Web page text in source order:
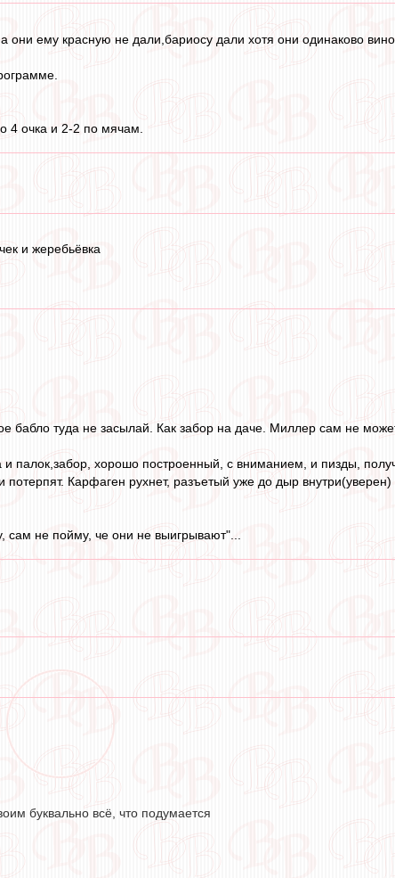
ему красную не дали,бариосу дали хотя они одинаково
4 очка и 2-2 по мячам.
и жеребьёвка
бабло туда не засылай. Как забор на даче. Миллер сам не
и палок,забор, хорошо построенный, с вниманием, и пизды,
Карфаген рухнет, разъетый уже до дыр
сам не пойму, че они не выигрывают"...
буквально всё, что подумается